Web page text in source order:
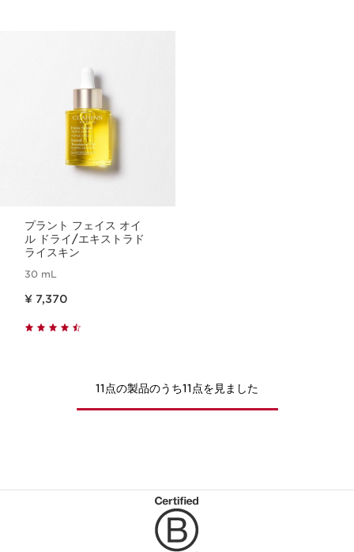
プラント フェイス オイ
ル ドライ/エキストラド
ライスキン
30 mL
¥ 7,370
11点の製品のうち11点を見ました